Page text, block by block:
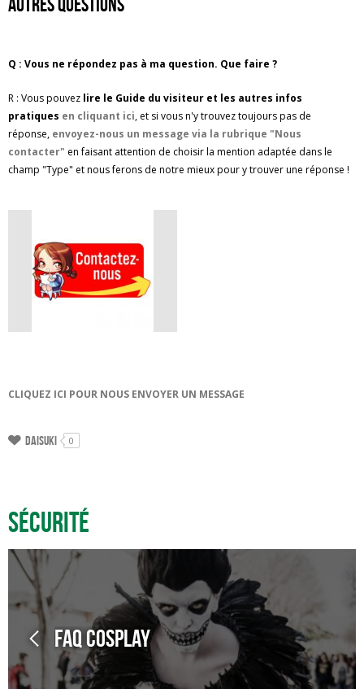
Autres questions
Q : Vous ne répondez pas à ma question. Que faire ?
R : Vous pouvez lire le Guide du visiteur et les autres infos
pratiques en cliquant ici, et si vous n'y trouvez toujours pas de
réponse, envoyez-nous un message via la rubrique "Nous
contacter" en faisant attention de choisir la mention adaptée dans le
champ "Type" et nous ferons de notre mieux pour y trouver une réponse !
CLIQUEZ ICI POUR NOUS ENVOYER UN MESSAGE
Daisuki 0
Sécurité
FAQ cosplay